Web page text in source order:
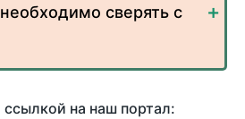
сверять с
ссылкой на наш портал: